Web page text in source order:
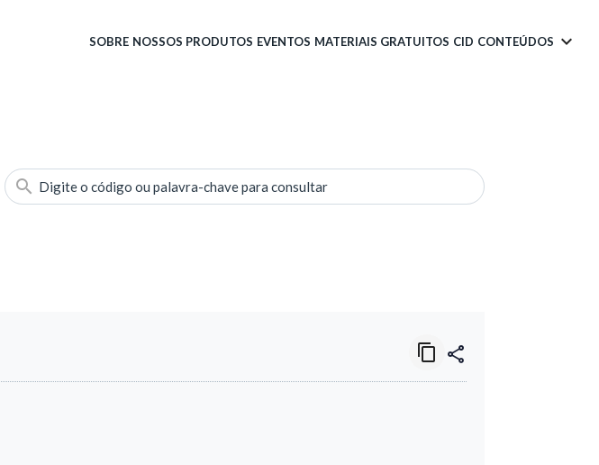
SOBRE NOSSOS PRODUTOS EVENTOS MATERIAIS GRATUITOS CID CONTEÚDOS
Digite o código ou palavra-chave para consultar